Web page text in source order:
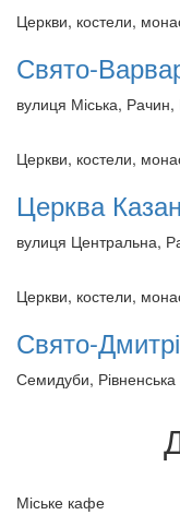
Церкви, костели,
Свято-
вулиця Міська, Рачин,
Церкви, костели,
Церква
вулиця Центральна,
Церкви, костели,
Свято-
Семидуби,
Міське кафе